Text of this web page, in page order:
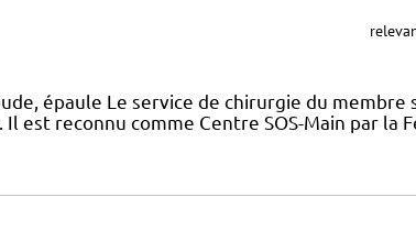
épaule Le service de chirurgie du membre
est reconnu comme Centre SOS-Main par la